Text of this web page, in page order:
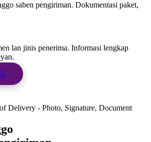
saben pengiriman. Dokumentasi paket,
lan jinis penerima. Informasi lengkap